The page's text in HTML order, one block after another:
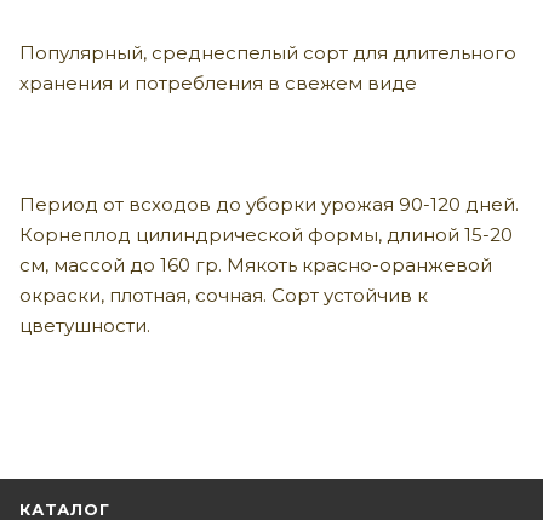
Популярный, среднеспелый сорт для длительного
хранения и потребления в свежем виде
Период от всходов до уборки урожая 90-120 дней.
Корнеплод цилиндрической формы, длиной 15-20
см, массой до 160 гр. Мякоть красно-оранжевой
окраски, плотная, сочная. Сорт устойчив к
цветушности.
КАТАЛОГ